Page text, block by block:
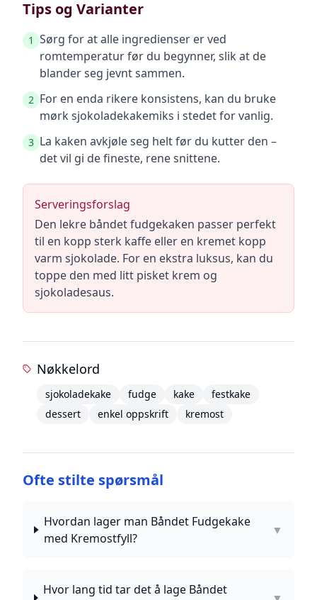
Tips og Varianter
1 Sørg for at alle ingredienser er ved
romtemperatur før du begynner, slik at de
blander seg jevnt sammen.
2 For en enda rikere konsistens, kan du bruke
mørk sjokoladekakemiks i stedet for vanlig.
3 La kaken avkjøle seg helt før du kutter den –
det vil gi de fineste, rene snittene.
Serveringsforslag
Den lekre båndet fudgekaken passer perfekt
til en kopp sterk kaffe eller en kremet kopp
varm sjokolade. For en ekstra luksus, kan du
toppe den med litt pisket krem og
sjokoladesaus.
Nøkkelord
sjokoladekake fudge kake
festkake
dessert
enkel oppskrift kremost
Ofte stilte spørsmål
Hvordan lager man Båndet Fudgekake
med Kremostfyll?
▼
Hvor lang tid tar det å lage Båndet